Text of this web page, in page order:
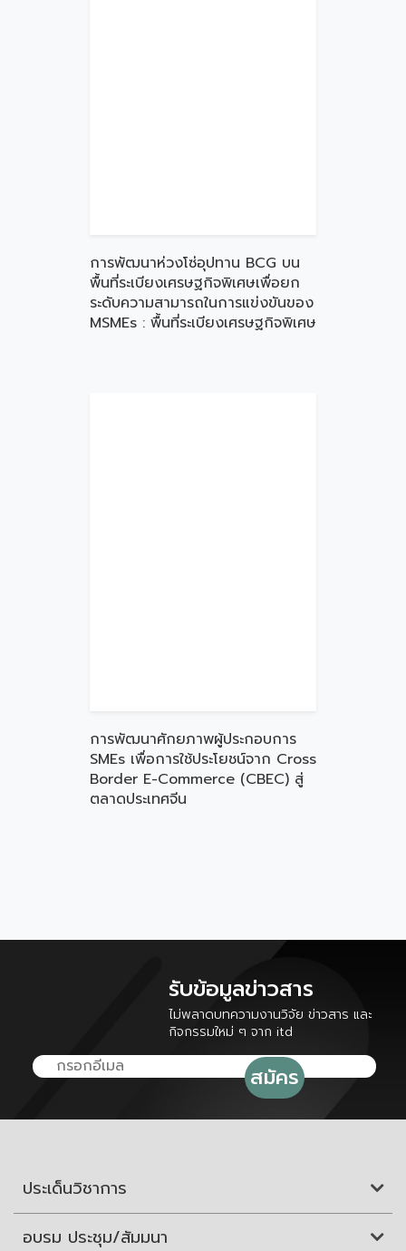
การพัฒนาห่วงโซ่อุปทาน BCG บน
พื้นที่ระเบียงเศรษฐกิจพิเศษเพื่อยก
ระดับความสามารถในการแข่งขันของ
MSMEs : พื้นที่ระเบียงเศรษฐกิจพิเศษ
การพัฒนาศักยภาพผู้ประกอบการ
SMEs เพื่อการใช้ประโยชน์จาก Cross
Border E-Commerce (CBEC) สู่
ตลาดประเทศจีน
รับข้อมูลข่าวสาร
ไม่พลาดบทความงานวิจัย ข่าวสาร และ
กิจกรรมใหม่ ๆ จาก itd
ประเด็นวิชาการ
อบรม ประชุม/สัมมนา